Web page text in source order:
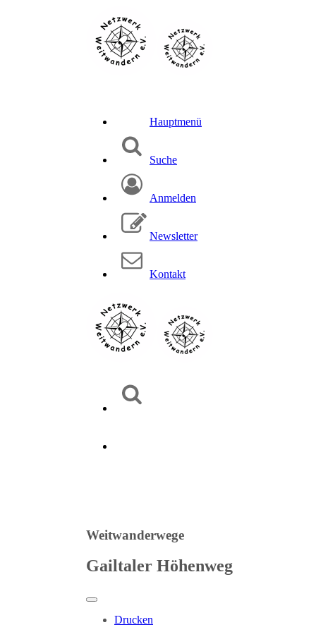
Hauptmenü
Suche
Anmelden
Newsletter
Kontakt
Weitwanderwege
Gailtaler Höhenweg
Drucken